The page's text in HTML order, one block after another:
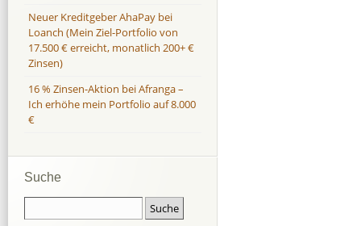
Neuer Kreditgeber AhaPay bei
Loanch (Mein Ziel-Portfolio von
17.500 € erreicht, monatlich 200+ €
Zinsen)
16 % Zinsen-Aktion bei Afranga –
Ich erhöhe mein Portfolio auf 8.000
€
Suche